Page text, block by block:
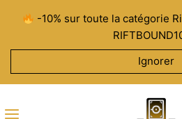
contenu
-10% sur toute la catégorie
Ignorer